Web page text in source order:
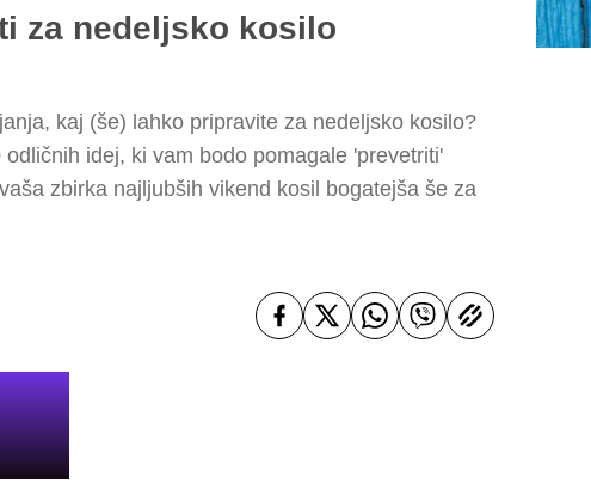
za nedeljsko kosilo
kaj (še) lahko pripravite za nedeljsko kosilo?
idej, ki vam bodo pomagale 'prevetriti'
zbirka najljubših vikend kosil bogatejša še za